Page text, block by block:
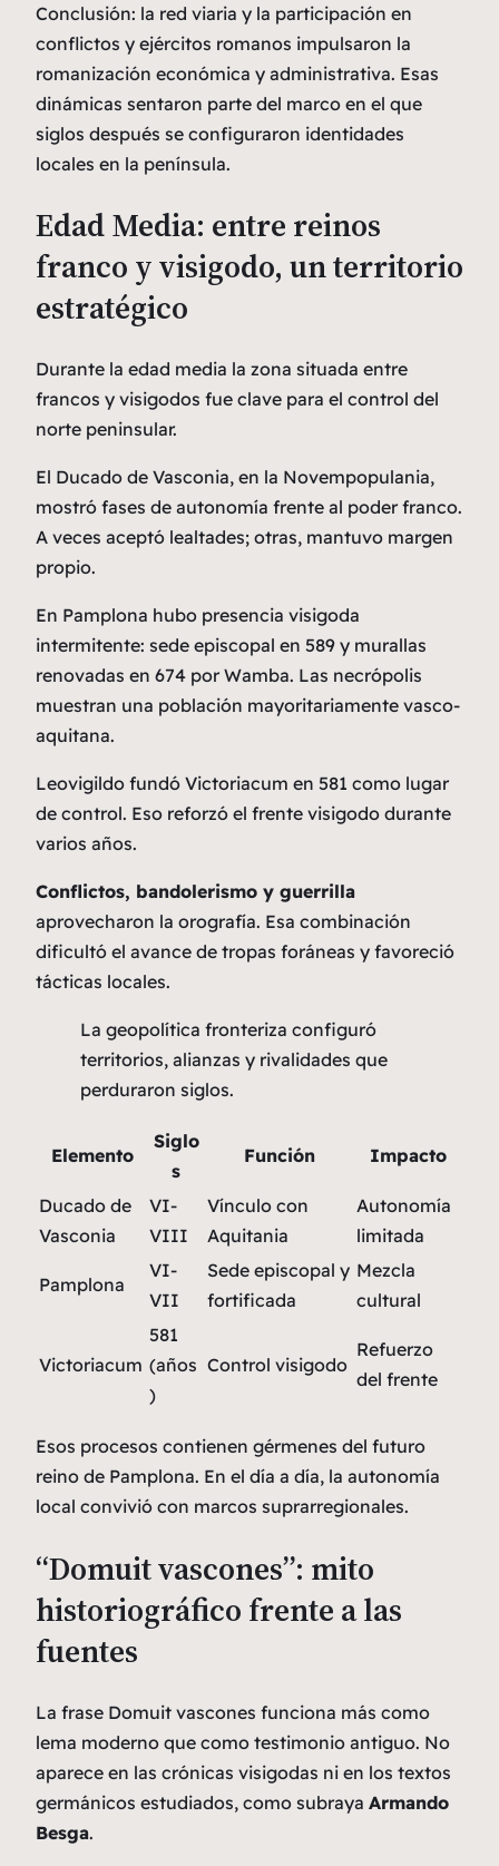
Conclusión: la red viaria y la participación en
conflictos y ejércitos romanos impulsaron la
romanización económica y administrativa. Esas
dinámicas sentaron parte del marco en el que
siglos después se configuraron identidades
locales en la península.
Edad Media: entre reinos
franco y visigodo, un territorio
estratégico
Durante la edad media la zona situada entre
francos y visigodos fue clave para el control del
norte peninsular.
El Ducado de Vasconia, en la Novempopulania,
mostró fases de autonomía frente al poder franco.
A veces aceptó lealtades; otras, mantuvo margen
propio.
En Pamplona hubo presencia visigoda
intermitente: sede episcopal en 589 y murallas
renovadas en 674 por Wamba. Las necrópolis
muestran una población mayoritariamente vasco-
aquitana.
Leovigildo fundó Victoriacum en 581 como lugar
de control. Eso reforzó el frente visigodo durante
varios años.
Conflictos, bandolerismo y guerrilla
aprovecharon la orografía. Esa combinación
dificultó el avance de tropas foráneas y favoreció
tácticas locales.
La geopolítica fronteriza configuró
territorios, alianzas y rivalidades que
perduraron siglos.
Elemento
Siglo
s
Función Impacto
Ducado de
Vasconia
VI-
VIII
Vínculo con
Aquitania
Autonomía
limitada
Pamplona
VI-
VII
Sede episcopal y
fortificada
Mezcla
cultural
Victoriacum
581
(años
)
Control visigodo
Refuerzo
del frente
Esos procesos contienen gérmenes del futuro
reino de Pamplona. En el día a día, la autonomía
local convivió con marcos suprarregionales.
“Domuit vascones”: mito
historiográfico frente a las
fuentes
La frase Domuit vascones funciona más como
lema moderno que como testimonio antiguo. No
aparece en las crónicas visigodas ni en los textos
germánicos estudiados, como subraya Armando
Besga.